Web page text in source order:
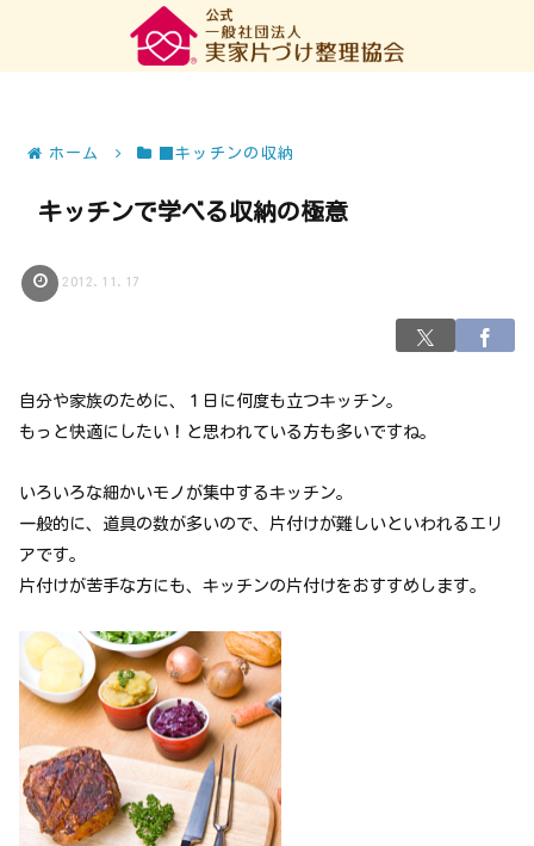
ホーム ■キッチンの収納
キッチンで学べる収納の極意
2012.11.17
自分や家族のために、１日に何度も立つキッチン。
もっと快適にしたい！と思われている方も多いですね。
いろいろな細かいモノが集中するキッチン。
一般的に、道具の数が多いので、片付けが難しいといわれるエリ
アです。
片付けが苦手な方にも、キッチンの片付けをおすすめします。